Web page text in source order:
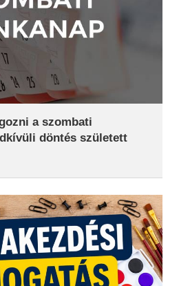
a szombati
döntés született